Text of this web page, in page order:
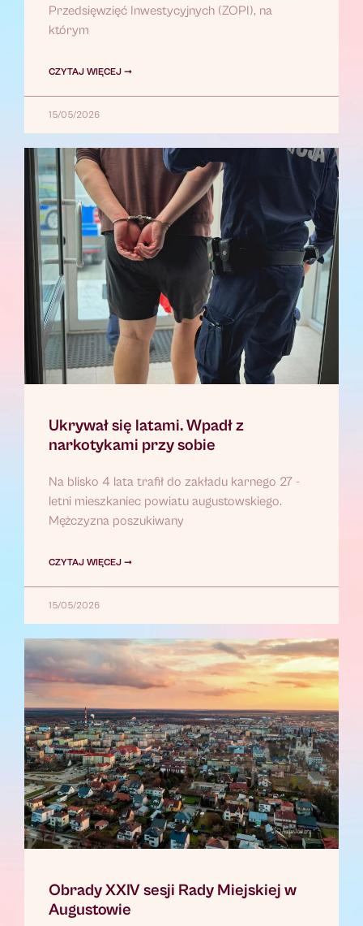
Przedsięwzięć Inwestycyjnych (ZOPI), na
którym
CZYTAJ WIĘCEJ ➞
15/05/2026
Ukrywał się latami. Wpadł z
narkotykami przy sobie
Na blisko 4 lata trafił do zakładu karnego 27 -
letni mieszkaniec powiatu augustowskiego.
Mężczyzna poszukiwany
CZYTAJ WIĘCEJ ➞
15/05/2026
Obrady XXIV sesji Rady Miejskiej w
Augustowie